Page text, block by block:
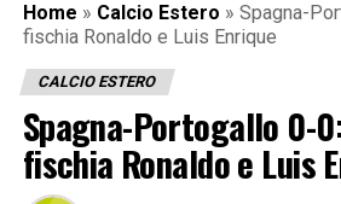
Home » Calcio Estero » Spagna-
fischia Ronaldo e Luis Enrique
CALCIO ESTERO
Spagna-Portogallo 0-
fischia Ronaldo e Luis